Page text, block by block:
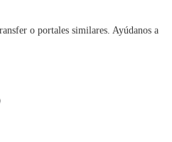
o portales similares. Ayúdanos a